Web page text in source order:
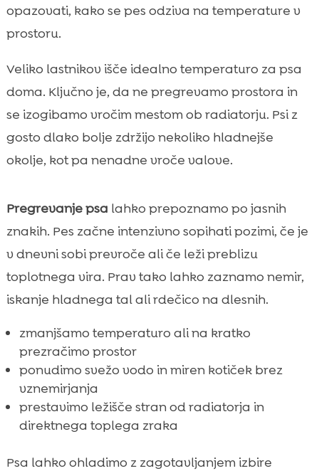
opazovati, kako se pes odziva na temperature v
prostoru.
Veliko lastnikov išče idealno temperaturo za psa
doma. Ključno je, da ne pregrevamo prostora in
se izogibamo vročim mestom ob radiatorju. Psi z
gosto dlako bolje zdržijo nekoliko hladnejše
okolje, kot pa nenadne vroče valove.
Pregrevanje psa lahko prepoznamo po jasnih
znakih. Pes začne intenzivno sopihati pozimi, če je
v dnevni sobi prevroče ali če leži preblizu
toplotnega vira. Prav tako lahko zaznamo nemir,
iskanje hladnega tal ali rdečico na dlesnih.
zmanjšamo temperaturo ali na kratko
prezračimo prostor
ponudimo svežo vodo in miren kotiček brez
vznemirjanja
prestavimo ležišče stran od radiatorja in
direktnega toplega zraka
Psa lahko ohladimo z zagotavljanjem izbire